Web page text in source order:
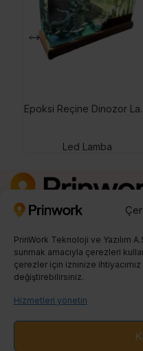
PrinWork Teknoloji ve Yazılım
sunmak amacıyla çerezleri
çerezler için izninize
değiştirebilirsiniz.
Hizmetleri yönetin
Led Lamba
PRINT ON DEMAND